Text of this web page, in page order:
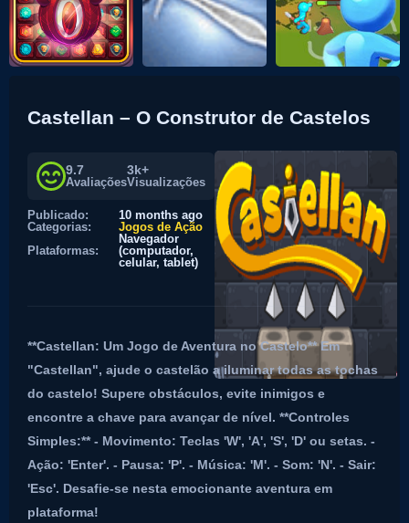
Castellan – O Construtor de Castelos
9.7
Avaliações
3k+
Visualizações
Publicado:
10 months ago
Categorias:
Jogos de Ação
Plataformas:
Navegador
(computador,
celular, tablet)
**Castellan: Um Jogo de Aventura no Castelo** Em
"Castellan", ajude o castelão a iluminar todas as tochas
do castelo! Supere obstáculos, evite inimigos e
encontre a chave para avançar de nível. **Controles
Simples:** - Movimento: Teclas 'W', 'A', 'S', 'D' ou setas. -
Ação: 'Enter'. - Pausa: 'P'. - Música: 'M'. - Som: 'N'. - Sair:
'Esc'. Desafie-se nesta emocionante aventura em
plataforma!